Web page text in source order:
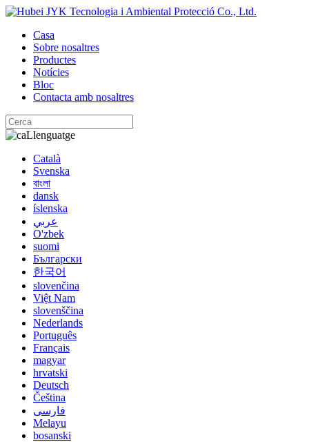
Casa
Sobre nosaltres
Productes
Notícies
Bloc
Contacta amb nosaltres
Llenguatge
Català
Svenska
বাংলা
dansk
íslenska
عربي
O'zbek
suomi
Български
한국어
slovenčina
Việt Nam
slovenščina
Nederlands
Português
Français
magyar
hrvatski
Deutsch
Čeština
فارسی
Melayu
bosanski